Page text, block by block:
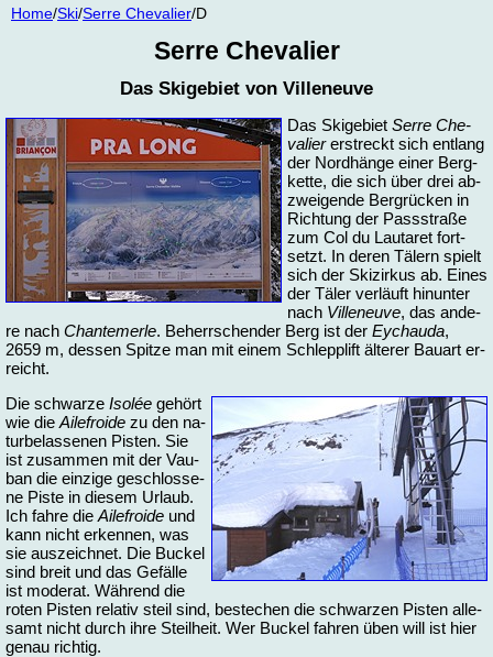
Home/Ski/Ser­re Che­va­lier/D
Ser­re Che­va­lier
Das Ski­ge­biet von Vil­le­neu­ve
Das Ski­ge­biet Ser­re Che­
va­lierer­streckt sich ent­lang
der Nord­hän­ge ei­ner Berg­
ket­te, die sich über drei ab­
zwei­gen­de Berg­rüc­ken in
Rich­tung der Pass­stra­ße
zum Col du Lau­ta­ret fort­
setzt. In de­ren Tä­lern spielt
sich der Skizir­kus ab. Ei­nes
der Tä­ler ver­läuft hin­un­ter
nach Vil­le­neu­ve, das an­de­
re nach Chan­te­mer­le. Be­herr­schen­der Berg ist der Ey­chau­da,
2659 m, des­sen Spit­ze man mit ei­nem Schlepp­lift äl­te­rer Bau­art er­
reicht.
Die schwar­ze Isolée ge­hört
wie die Ai­le­fro­i­de zu den na­
tur­be­las­se­nen Pis­ten. Sie
ist zu­sam­men mit der Vau­
ban die ein­zi­ge ge­schlos­se­
ne Pis­te in die­sem Ur­laub.
Ich fah­re die Ai­le­fro­i­de und
kann nicht er­ken­nen, was
sie aus­zeich­net. Die Bu­ckel
sind breit und das Ge­fäl­le
ist mo­de­rat. Wäh­rend die
ro­ten Pis­ten re­la­tiv steil sind, be­ste­chen die schwar­zen Pis­ten al­le­
samt nicht durch ih­re Steil­heit. Wer Bu­ckel fah­ren üben will ist hier
ge­nau rich­tig.